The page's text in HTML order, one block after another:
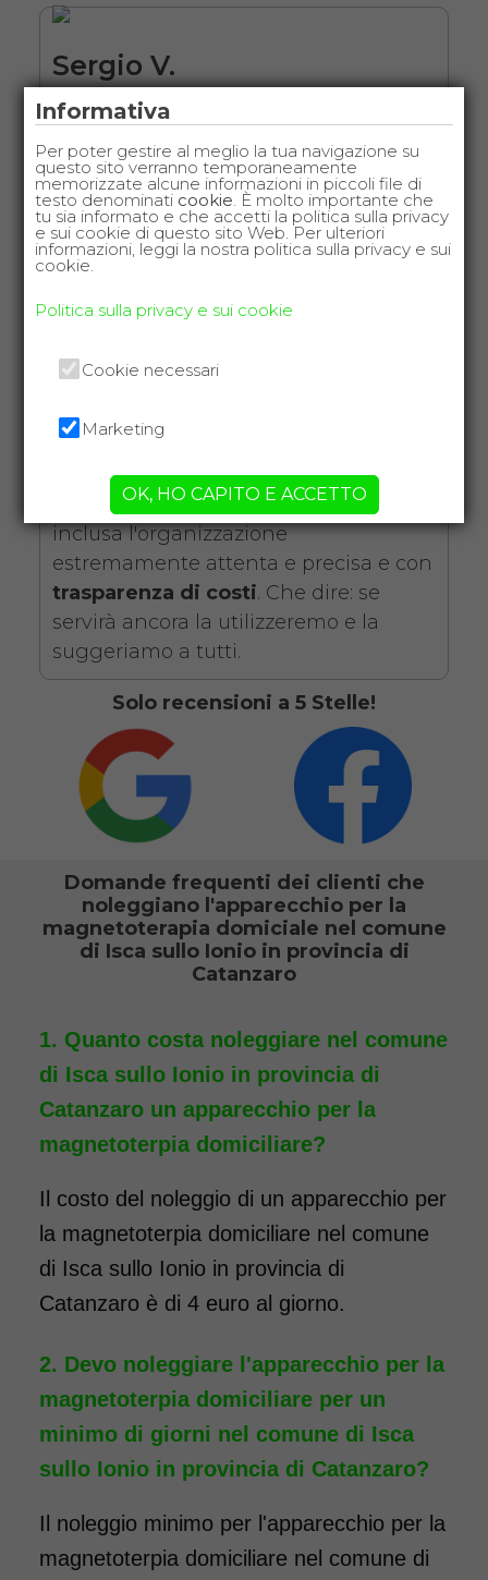
Sergio V.
da Facebook Reviews
Oltre la gentilezza del personale
contattato via telefono la Precisione
della consegna e del ritiro ottimi e
confrontando i vari prezzi i più
economici.
Leandro T.
Effettivamente un
ineccepibileda chi risponde al
telefono alle comunicazioni via mail,
inclusa l'organizzazione
estremamente attenta e precisa e con
trasparenza di costi. Che dire: se
servirà ancora la utilizzeremo e la
suggeriamo a tutti.
Solo recensioni a 5 Stelle!
Domande frequenti dei clienti che
noleggiano l'apparecchio per la
magnetoterapia domiciale nel comune
di Isca sullo Ionio in provincia di
Catanzaro
Quanto costa noleggiare nel comune
di Isca sullo Ionio in provincia di
Catanzaro un apparecchio per la
magnetoterpia domiciliare?
Il costo del noleggio di un apparecchio per
la magnetoterpia domiciliare nel comune
di Isca sullo Ionio in provincia di
Catanzaro è di 4 euro al giorno.
Devo noleggiare l'apparecchio per la
magnetoterpia domiciliare per un
minimo di giorni nel comune di Isca
sullo Ionio in provincia di Catanzaro?
Il noleggio minimo per l'apparecchio per la
magnetoterpia domiciliare nel comune di
Informativa
Per poter gestire al meglio la tua navigazione su
questo sito verranno temporaneamente
memorizzate alcune informazioni in piccoli file di
testo denominati cookie . È molto importante che
tu sia informato e che accetti la politica sulla privacy
e sui cookie di questo sito Web. Per ulteriori
informazioni, leggi la nostra politica sulla privacy e sui
cookie.
Politica sulla privacy e sui cookie
Cookie necessari
Marketing
OK, HO CAPITO E ACCETTO